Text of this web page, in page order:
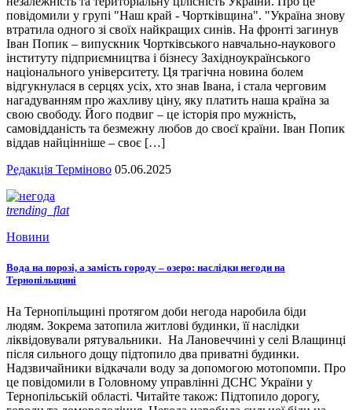
повідомили у групі "Наш край - Чортківщина". "Україна знову
втратила одного зі своїх найкращих синів. На фронті загинув
Іван Попик – випускник Чортківського навчально-наукового
інституту підприємництва і бізнесу Західноукраїнського
національного університету. Ця трагічна новина болем
відгукнулася в серцях усіх, хто знав Івана, і стала черговим
нагадуванням про жахливу ціну, яку платить наша країна за
свою свободу. Його подвиг – це історія про мужність,
самовідданість та безмежну любов до своєї країни. Іван Попик
віддав найцінніше – своє […]
Редакція Терміново 05.06.2025
trending_flat
Новини
Вода на порозі, а замість городу – озеро: наслідки негоди на
Тернопільщині
На Тернопільщині протягом доби негода наробила біди
людям. Зокрема затопила житлові будинки, її наслідки
ліквідовували рятувальники. На Лановеччині у селі Влащинці
після сильного дощу підтопило два приватні будинки.
Надзвичайники відкачали воду за допомогою мотопомпи. Про
це повідомили в Головному управлінні ДСНС України у
Тернопільській області. Читайте також: Підтопило дорогу,